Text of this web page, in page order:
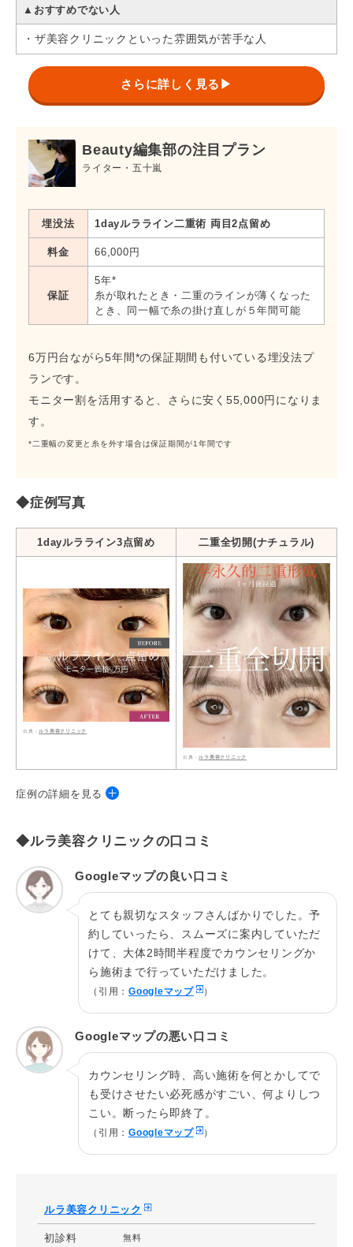
▲おすすめでない人
・ザ美容クリニックといった雰囲気が苦手な人
さらに詳しく見る▶
Beauty編集部の注目プラン
ライター・五十嵐
埋没法 1dayルラライン二重術 両目2点留め
料金 66,000円
保証
5年*
糸が取れたとき・二重のラインが薄くなった
とき、同一幅で糸の掛け直しが５年間可能
6万円台ながら5年間*の保証期間も付いている埋没法プ
ランです。
モニター割を活用すると、さらに安く55,000円になりま
す。
*二重幅の変更と糸を外す場合は保証期間が1年間です
◆症例写真
1dayルラライン3点留め 二重全切開(ナチュラル)
ルラ美容クリニック
ルラ美容クリニック
症例の詳細を見る
施術名 1dayルラライン3点留め
施術の説
明
糸でまぶたを結び二重をつくる施術
費用総額 ¥20,000（両目）～¥400,000（両目）
い。
リスク：左右差、感染
施術名 二重全切開(ナチュラル)
まぶたの二重をつくる予定のラインを全切開し、
余分な脂肪や眼輪筋を切除。二重の癒着をつく
り、縫い合わせて二重を形成します。
二重全切開(ナチュラル) 定価¥330,000 モニター
施術院 渋谷本院
◆ルラ美容クリニックの口コミ
Googleマップの良い口コミ
とても親切なスタッフさんばかりでした。予
約していったら、スムーズに案内していただ
けて、大体2時間半程度でカウンセリングか
ら施術まで行っていただけました。
（引用： Googleマップ ）
Googleマップの悪い口コミ
カウンセリング時、高い施術を何とかしてで
も受けさせたい必死感がすごい、何よりしつ
こい。断ったら即終了。
（引用： Googleマップ ）
ルラ美容クリニック
初診料 無料